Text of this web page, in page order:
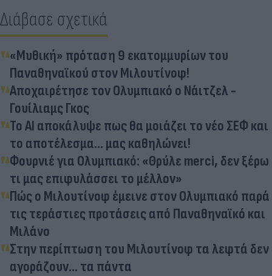
Διάβασε σχετικά
«Μυθική» πρόταση 9 εκατομμυρίων του
Παναθηναϊκού στον Μιλουτίνοφ!
Αποχαιρέτησε τον Ολυμπιακό ο Νάιτζελ -
Γουίλιαμς Γκος
Το AI αποκάλυψε πως θα μοιάζει το νέο ΣΕΦ και
το αποτέλεσμα... μας καθηλώνει!
Φουρνιέ για Ολυμπιακό: «Θρύλε merci, δεν ξέρω
τι μας επιφυλάσσει το μέλλον»
Πώς ο Μιλουτίνοφ έμεινε στον Ολυμπιακό παρά
τις τεράστιες προτάσεις από Παναθηναϊκό και
Μιλάνο
Στην περίπτωση του Μιλουτίνοφ τα λεφτά δεν
αγοράζουν... τα πάντα